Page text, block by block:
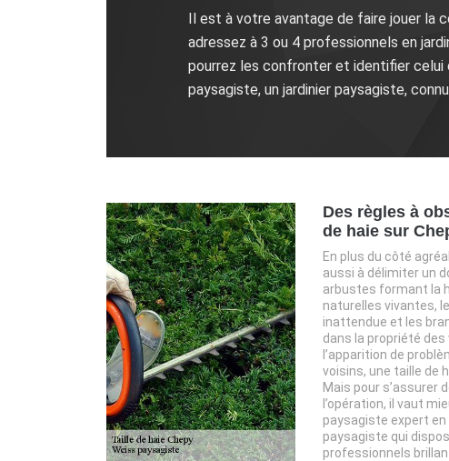
Il est à votre avantage de faire jouer la
adressez à 3 ou 4 professionnels en
pourrez les confronter et identifier celui
paysagiste, un jardinier paysagiste,
Des règles à
de haie sur
En plus du côté
aussi à délimiter un
arbustes formant la
naturelles vivantes,
inattendue et les
dans la propriété des
l’apparition de
voisins, une taille de
Mais pour s’assurer
l’opération, il vaut
paysagiste expert
paysagiste qui
professionnels